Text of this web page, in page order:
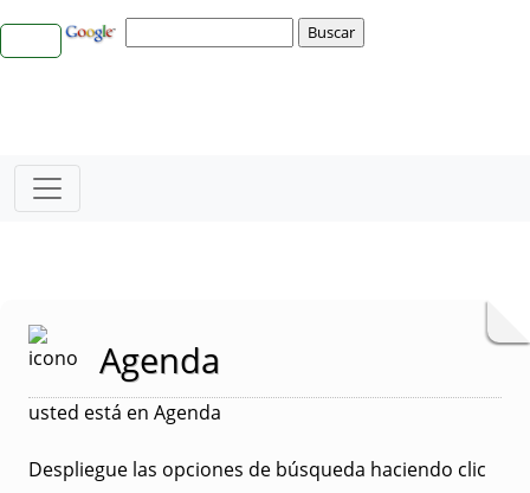
Agenda
usted está en Agenda
Despliegue las opciones de búsqueda haciendo clic